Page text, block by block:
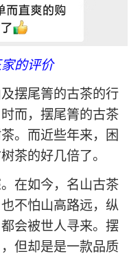
的评价
摆尾箐的古茶的行
而，摆尾箐的古茶
。而近些年来，困
茶的好几倍了。
在如今，名山古茶
不怕山高路远，纵
会被世人寻来。摆
但却是是一款品质